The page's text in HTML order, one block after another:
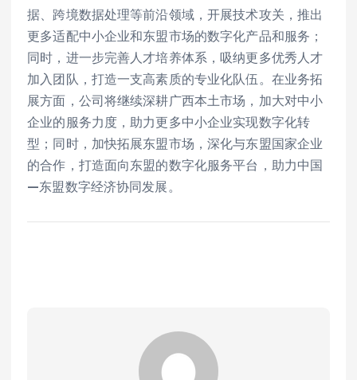
据、跨境数据处理等前沿领域，开展技术攻关，推出
更多适配中小企业和东盟市场的数字化产品和服务；
同时，进一步完善人才培养体系，吸纳更多优秀人才
加入团队，打造一支高素质的专业化队伍。在业务拓
展方面，公司将继续深耕广西本土市场，加大对中小
企业的服务力度，助力更多中小企业实现数字化转
型；同时，加快拓展东盟市场，深化与东盟国家企业
的合作，打造面向东盟的数字化服务平台，助力中国
—东盟数字经济协同发展。